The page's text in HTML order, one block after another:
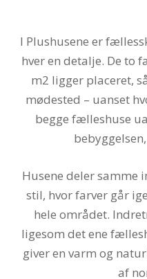
I Plushusene er
hver en detalje. De to
m2 ligger placeret,
mødested – uanset
begge fælleshuse
Husene deler
stil, hvor farver går
hele området.
ligesom det ene
giver en varm og
af